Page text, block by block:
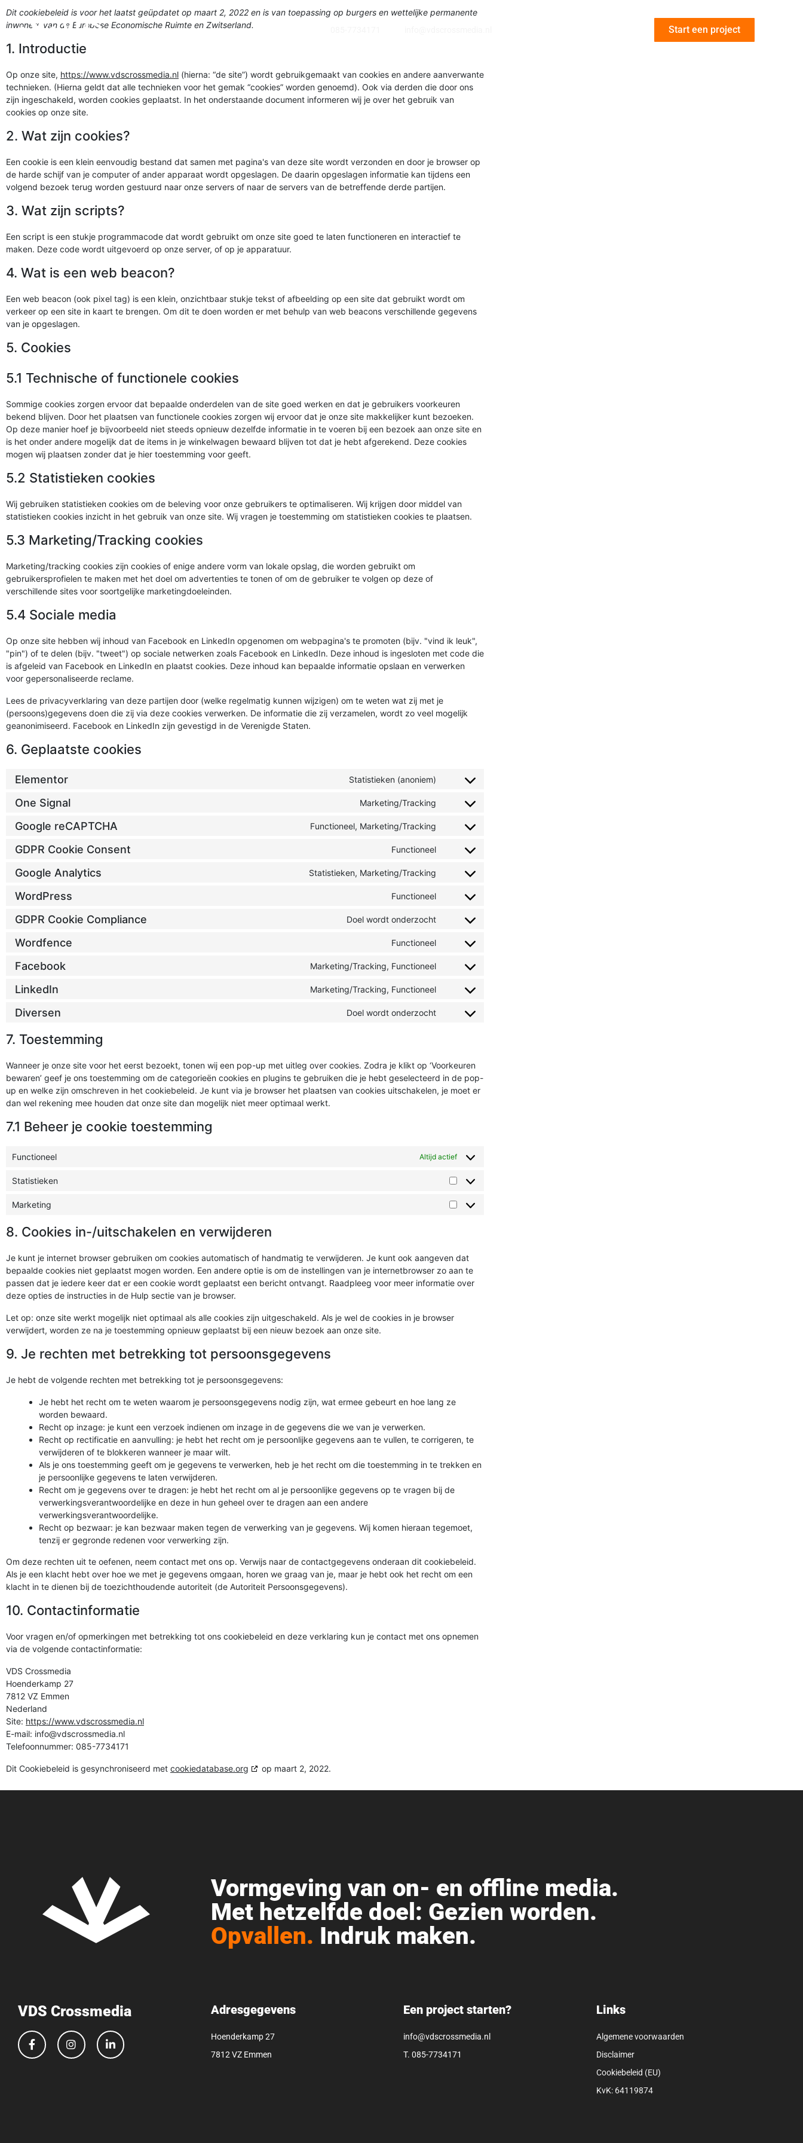
Start een project
Dit cookiebeleid is voor het laatst geüpdatet op maart 2, 2022 en is van toepassing op burgers en wettelijke permanente
inwoners van de Europese Economische Ruimte en Zwitserland.
1. Introductie
Op onze site, https://www.vdscrossmedia.nl (hierna: “de site”) wordt gebruikgemaakt van cookies en andere aanverwante
technieken. (Hierna geldt dat alle technieken voor het gemak “cookies” worden genoemd). Ook via derden die door ons
zijn ingeschakeld, worden cookies geplaatst. In het onderstaande document informeren wij je over het gebruik van
cookies op onze site.
2. Wat zijn cookies?
Een cookie is een klein eenvoudig bestand dat samen met pagina's van deze site wordt verzonden en door je browser op
de harde schijf van je computer of ander apparaat wordt opgeslagen. De daarin opgeslagen informatie kan tijdens een
volgend bezoek terug worden gestuurd naar onze servers of naar de servers van de betreffende derde partijen.
3. Wat zijn scripts?
Een script is een stukje programmacode dat wordt gebruikt om onze site goed te laten functioneren en interactief te
maken. Deze code wordt uitgevoerd op onze server, of op je apparatuur.
4. Wat is een web beacon?
Een web beacon (ook pixel tag) is een klein, onzichtbaar stukje tekst of afbeelding op een site dat gebruikt wordt om
verkeer op een site in kaart te brengen. Om dit te doen worden er met behulp van web beacons verschillende gegevens
van je opgeslagen.
5. Cookies
5.1 Technische of functionele cookies
Sommige cookies zorgen ervoor dat bepaalde onderdelen van de site goed werken en dat je gebruikers voorkeuren
bekend blijven. Door het plaatsen van functionele cookies zorgen wij ervoor dat je onze site makkelijker kunt bezoeken.
Op deze manier hoef je bijvoorbeeld niet steeds opnieuw dezelfde informatie in te voeren bij een bezoek aan onze site en
is het onder andere mogelijk dat de items in je winkelwagen bewaard blijven tot dat je hebt afgerekend. Deze cookies
mogen wij plaatsen zonder dat je hier toestemming voor geeft.
5.2 Statistieken cookies
Wij gebruiken statistieken cookies om de beleving voor onze gebruikers te optimaliseren. Wij krijgen door middel van
statistieken cookies inzicht in het gebruik van onze site. Wij vragen je toestemming om statistieken cookies te plaatsen.
5.3 Marketing/Tracking cookies
Marketing/tracking cookies zijn cookies of enige andere vorm van lokale opslag, die worden gebruikt om
gebruikersprofielen te maken met het doel om advertenties te tonen of om de gebruiker te volgen op deze of
verschillende sites voor soortgelijke marketingdoeleinden.
5.4 Sociale media
Op onze site hebben wij inhoud van Facebook en LinkedIn opgenomen om webpagina's te promoten (bijv. "vind ik leuk",
"pin") of te delen (bijv. "tweet") op sociale netwerken zoals Facebook en LinkedIn. Deze inhoud is ingesloten met code die
is afgeleid van Facebook en LinkedIn en plaatst cookies. Deze inhoud kan bepaalde informatie opslaan en verwerken
voor gepersonaliseerde reclame.
Lees de privacyverklaring van deze partijen door (welke regelmatig kunnen wijzigen) om te weten wat zij met je
(persoons)gegevens doen die zij via deze cookies verwerken. De informatie die zij verzamelen, wordt zo veel mogelijk
geanonimiseerd. Facebook en LinkedIn zijn gevestigd in de Verenigde Staten.
6. Geplaatste cookies
Elementor Statistieken (anoniem)
One Signal Marketing/Tracking
Google reCAPTCHA Functioneel, Marketing/Tracking
GDPR Cookie Consent Functioneel
Google Analytics Statistieken, Marketing/Tracking
WordPress Functioneel
GDPR Cookie Compliance Doel wordt onderzocht
Wordfence Functioneel
Facebook Marketing/Tracking, Functioneel
LinkedIn Marketing/Tracking, Functioneel
Diversen Doel wordt onderzocht
7. Toestemming
Wanneer je onze site voor het eerst bezoekt, tonen wij een pop-up met uitleg over cookies. Zodra je klikt op ‘Voorkeuren
bewaren’ geef je ons toestemming om de categorieën cookies en plugins te gebruiken die je hebt geselecteerd in de pop-
up en welke zijn omschreven in het cookiebeleid. Je kunt via je browser het plaatsen van cookies uitschakelen, je moet er
dan wel rekening mee houden dat onze site dan mogelijk niet meer optimaal werkt.
7.1 Beheer je cookie toestemming
Functioneel Altijd actief
Statistieken
Marketing
8. Cookies in-/uitschakelen en verwijderen
Je kunt je internet browser gebruiken om cookies automatisch of handmatig te verwijderen. Je kunt ook aangeven dat
bepaalde cookies niet geplaatst mogen worden. Een andere optie is om de instellingen van je internetbrowser zo aan te
passen dat je iedere keer dat er een cookie wordt geplaatst een bericht ontvangt. Raadpleeg voor meer informatie over
deze opties de instructies in de Hulp sectie van je browser.
Let op: onze site werkt mogelijk niet optimaal als alle cookies zijn uitgeschakeld. Als je wel de cookies in je browser
verwijdert, worden ze na je toestemming opnieuw geplaatst bij een nieuw bezoek aan onze site.
9. Je rechten met betrekking tot persoonsgegevens
Je hebt de volgende rechten met betrekking tot je persoonsgegevens:
Je hebt het recht om te weten waarom je persoonsgegevens nodig zijn, wat ermee gebeurt en hoe lang ze
worden bewaard.
Recht op inzage: je kunt een verzoek indienen om inzage in de gegevens die we van je verwerken.
Recht op rectificatie en aanvulling: je hebt het recht om je persoonlijke gegevens aan te vullen, te corrigeren, te
verwijderen of te blokkeren wanneer je maar wilt.
Als je ons toestemming geeft om je gegevens te verwerken, heb je het recht om die toestemming in te trekken en
je persoonlijke gegevens te laten verwijderen.
Recht om je gegevens over te dragen: je hebt het recht om al je persoonlijke gegevens op te vragen bij de
verwerkingsverantwoordelijke en deze in hun geheel over te dragen aan een andere
verwerkingsverantwoordelijke.
Recht op bezwaar: je kan bezwaar maken tegen de verwerking van je gegevens. Wij komen hieraan tegemoet,
tenzij er gegronde redenen voor verwerking zijn.
Om deze rechten uit te oefenen, neem contact met ons op. Verwijs naar de contactgegevens onderaan dit cookiebeleid.
Als je een klacht hebt over hoe we met je gegevens omgaan, horen we graag van je, maar je hebt ook het recht om een
klacht in te dienen bij de toezichthoudende autoriteit (de Autoriteit Persoonsgegevens).
10. Contactinformatie
Voor vragen en/of opmerkingen met betrekking tot ons cookiebeleid en deze verklaring kun je contact met ons opnemen
via de volgende contactinformatie:
VDS Crossmedia
Hoenderkamp 27
7812 VZ Emmen
Nederland
Site: https://www.vdscrossmedia.nl
E-mail: info@vdscrossmedia.nl
Telefoonnummer: 085-7734171
Dit Cookiebeleid is gesynchroniseerd met cookiedatabase.org op maart 2, 2022.
Vormgeving van on- en offline media.
Met hetzelfde doel: Gezien worden.
Opvallen. Indruk maken.
VDS Crossmedia Adresgegevens
Hoenderkamp 27
7812 VZ Emmen
Een project starten?
info@vdscrossmedia.nl
T. 085-7734171
Links
Algemene voorwaarden
Disclaimer
Cookiebeleid (EU)
KvK: 64119874